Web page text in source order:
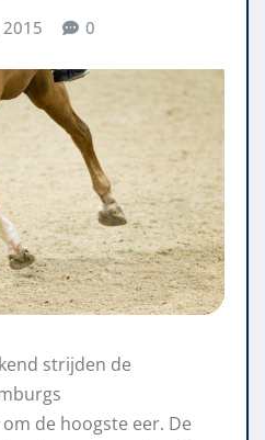
0
strijden de
de hoogste eer. De